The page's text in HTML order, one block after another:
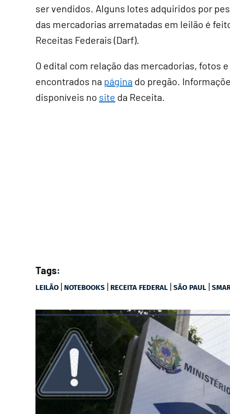
ser vendidos. Alguns lotes adquiridos por
das mercadorias arrematadas em leilão é
Receitas Federais (Darf).
O edital com relação das mercadorias, fotos
encontrados na página do pregão.
disponíveis no site da Receita.
Tags:
LEILÃO | NOTEBOOKS | RECEITA FEDERAL | SÃO PAUL |